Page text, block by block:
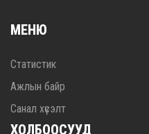
МЕНЮ
Статистик
Ажлын байр
Санал хүсэлт
ХОЛБООСУУД